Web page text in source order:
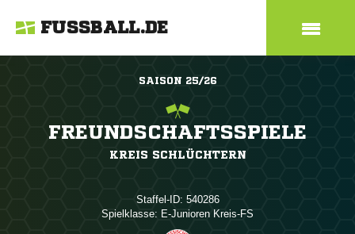
FUSSBALL.DE
SAISON 25/26
FREUNDSCHAFTSSPIELE
KREIS SCHLÜCHTERN
Staffel-ID: 540286
Spielklasse: E-Junioren Kreis-FS